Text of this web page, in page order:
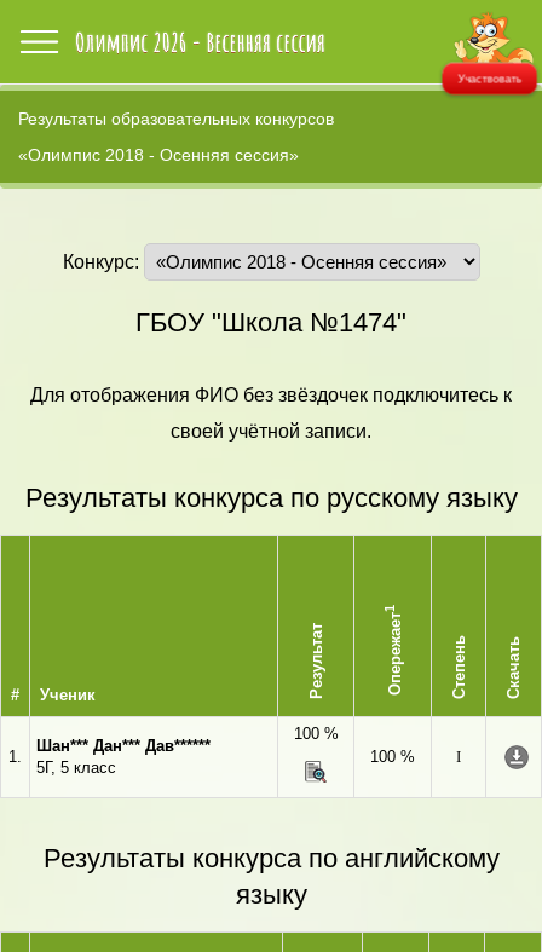
Участвовать
Результаты образовательных конкурсов
«Олимпис 2018 - Осенняя сессия»
Конкурс:
ГБОУ "Школа №1474"
Для отображения ФИО без звёздочек подключитесь к
своей учётной записи.
Результаты конкурса по русскому языку
# Ученик Результат Опережает
1
Степень Скачать
1.
Шан*** Дан*** Дав******
5Г, 5 класс
100 %
100 %
I
Результаты конкурса по английскому
языку